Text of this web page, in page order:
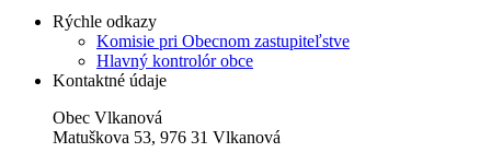
Rýchle odkazy
Komisie pri Obecnom zastupiteľstve
Hlavný kontrolór obce
Kontaktné údaje
Obec Vlkanová
Matuškova 53, 976 31 Vlkanová